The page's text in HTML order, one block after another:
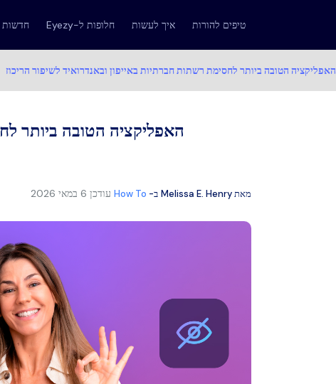
טיפים להורות איך לעשות חלופות ל-Eyezy חדשות
האפליקציה הטובה ביותר לחסימת רשתות חברתיות באייפון ובאנדרואיד לשיפור הריכוז
האפליקציה הטובה ביותר
מאתMelissa E. Henry ב- How To עודכן